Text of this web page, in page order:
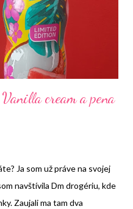
cream a pena
Ja som už práve na svojej
navštívila Dm drogériu, kde
Zaujali ma tam dva